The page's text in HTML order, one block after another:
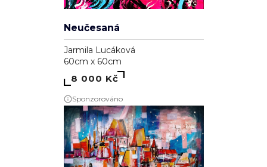
Neučesaná
Jarmila Lucáková
60cm x 60cm
8 000 Kč
Sponzorováno